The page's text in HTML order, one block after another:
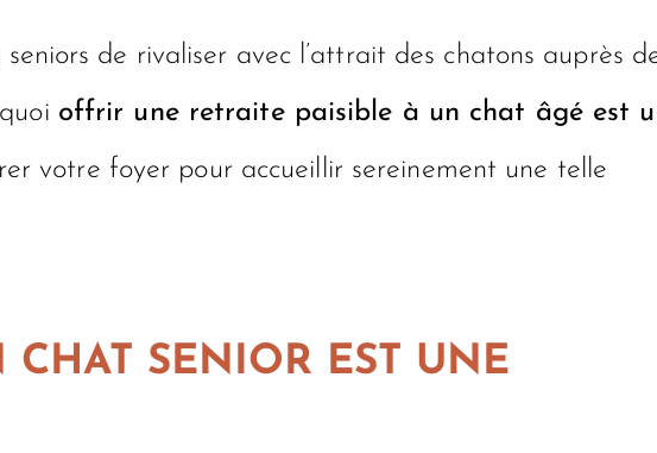
de rivaliser avec l’attrait des chatons auprès
offrir une retraite paisible à un chat âgé est
votre foyer pour accueillir sereinement une telle
CHAT SENIOR EST UNE